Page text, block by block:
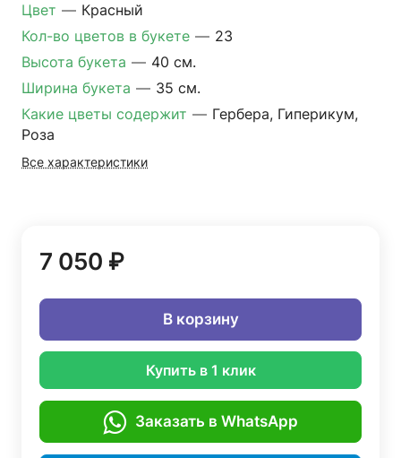
Цвет — Красный
Кол-во цветов в букете — 23
Высота букета — 40 см.
Ширина букета — 35 см.
Какие цветы содержит — Гербера, Гиперикум,
Роза
Все характеристики
7 050 ₽
В корзину
Купить в 1 клик
Заказать в WhatsApp